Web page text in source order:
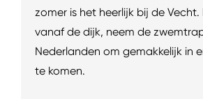
zomer is het heerlijk bij de Vecht.
vanaf de dijk, neem de
Nederlanden om gemakkelijk in
te komen.